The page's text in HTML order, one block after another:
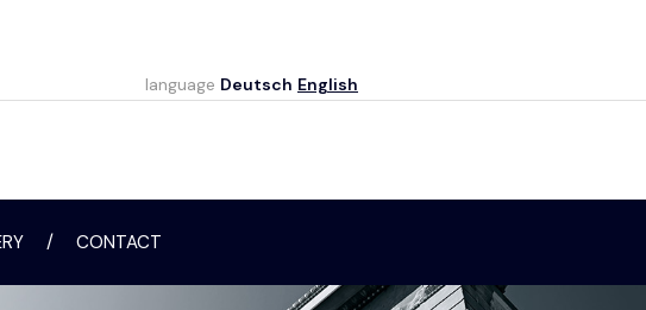
language Deutsch English
/ CONTACT